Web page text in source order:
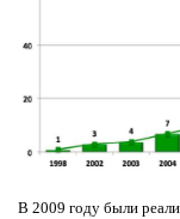
В 2009 году были